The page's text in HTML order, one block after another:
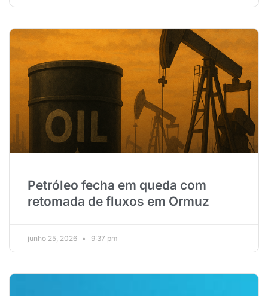
Petróleo fecha em queda com
retomada de fluxos em Ormuz
junho 25, 2026 9:37 pm